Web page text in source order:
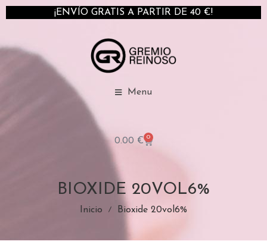
0.00 € 0
Menu
¡ENVÍO GRATIS A PARTIR DE 40 €!
BIOXIDE 20VOL6%
Inicio Bioxide 20vol6%